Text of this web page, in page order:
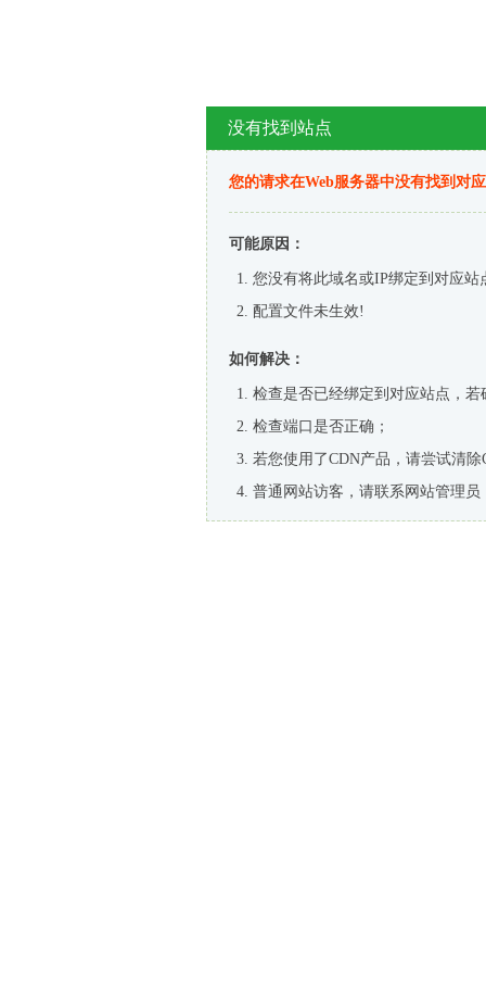
没有找到站点
您的请求在Web服务器中没有找到对
可能原因：
您没有将此域名或IP绑定到对应站
配置文件未生效!
如何解决：
检查是否已经绑定到对应站点，
检查端口是否正确；
若您使用了CDN产品，请尝试清除
普通网站访客，请联系网站管理员